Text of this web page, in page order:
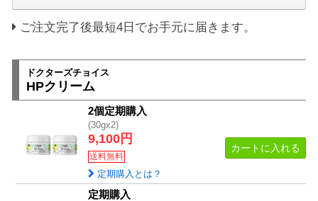
ご注文完了後最短4日でお手元に届きます。
ドクターズチョイス
HPクリーム
2個定期購入
(30gx2)
9,100円
送料無料
カートに入れる
定期購入とは？
定期購入